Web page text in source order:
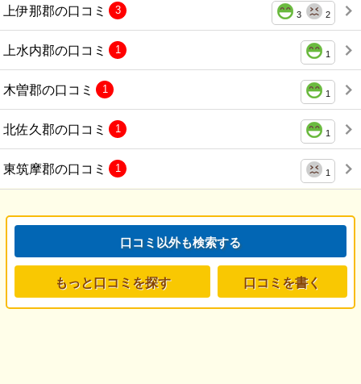
上伊那郡の口コミ 3 2
3
上水内郡の口コミ 1
1
木曽郡の口コミ 1
1
北佐久郡の口コミ 1
1
東筑摩郡の口コミ 1
1
口コミ以外も検索する
もっと口コミを探す 口コミを書く